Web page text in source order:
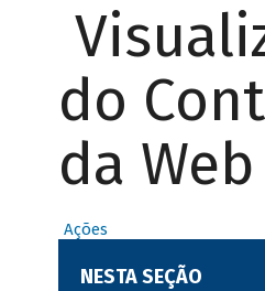
do
da Web
Ações
NESTA SEÇÃO